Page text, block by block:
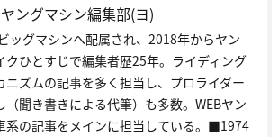
ヤングマシン編集部(ヨ)
ッグマシンへ配属され、2018年からヤン
クひとすじで編集者歴25年。ライディング
ニズムの記事を多く担当し、プロライダー
（聞き書きによる代筆）も多数。WEBヤン
系の記事をメインに担当している。■1974